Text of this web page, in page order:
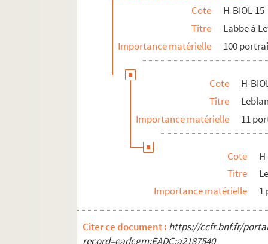
Cote
H-BIOL-15
Titre
Labbe à
Importance matérielle
100
Cote
H-
Titre
Importance matérielle
11
Cote
Titre
Importance matérielle
1
Citer ce document : https://ccfr.bnf.fr/
record=eadcgm:EADC:a2187540